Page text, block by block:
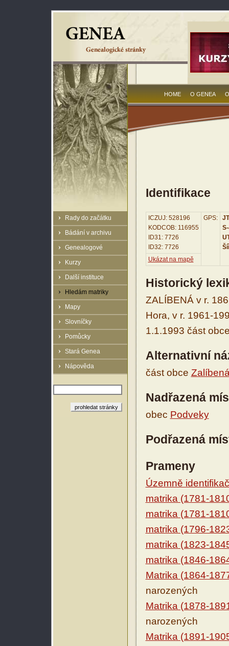
Rady do začátku
Bádání v archivu
Genealogové
Kurzy
Další instituce
Hledám matriky
Mapy
Slovníčky
Pomůcky
Stará Genea
Nápověda
HOME O GENEA
Identifikace
ICZUJ: 528196
KODCOB: 116955
ID31: 7726
ID32: 7726
GPS:
Ukázat na mapě
Historický
ZALÍBENÁ v r.
Hora, v r. 1961-
1.1.1993 část
Alternativní
část obce
Nadřazená
obec Podveky
Podřazená
Prameny
Územně
matrika (1781-
matrika (1781-
matrika (1796-
matrika (1823-
matrika (1846-
Matrika (1864-
narozených
Matrika (1878-
narozených
Matrika (1891-